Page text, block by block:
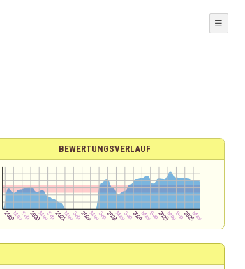
☰
BEWERTUNGSVERLAUF